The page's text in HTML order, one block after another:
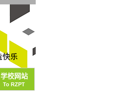
学校网站
To RZPT